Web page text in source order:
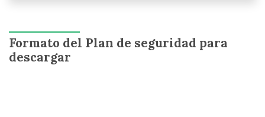
Formato del Plan de seguridad para
descargar